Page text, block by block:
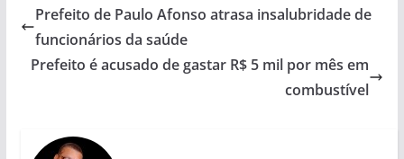
Prefeito de Paulo Afonso atrasa insalubridade de
funcionários da saúde
Prefeito é acusado de gastar R$ 5 mil por mês em
combustível